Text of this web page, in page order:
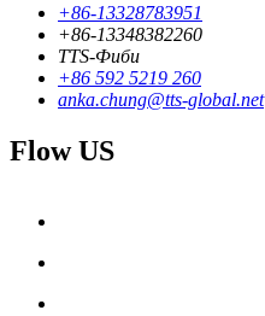
+86-13328783951
+86-13348382260
TTS-Фиби
+86 592 5219 260
anka.chung@tts-global.net
Flow US